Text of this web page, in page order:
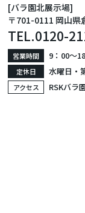
[バラ園北展示場]
〒701-0111 岡山県
TEL.0120-
営業時間 9：00〜
定休日 水曜日・
アクセス RSKバラ